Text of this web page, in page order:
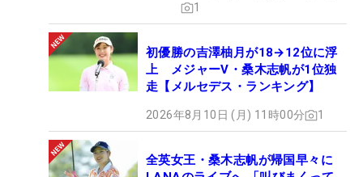
1
初優勝の吉澤柚月が18→12位に浮
上 メジャーV・桑木志帆が1位独
走【メルセデス・ランキング】
2026年8月10日 (月) 11時00分 1
全英女王・桑木志帆が帰国早々に